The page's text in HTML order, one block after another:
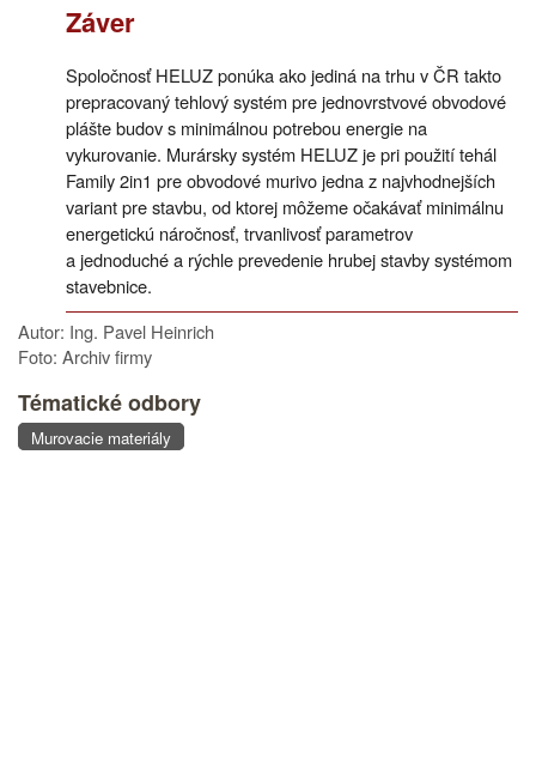
Záver
Spoločnosť HELUZ ponúka ako jediná na trhu v ČR takto
prepracovaný tehlový systém pre jednovrstvové obvodové
plášte budov s minimálnou potrebou energie na
vykurovanie. Murársky systém HELUZ je pri použití tehál
Family 2in1 pre obvodové murivo jedna z najvhodnejších
variant pre stavbu, od ktorej môžeme očakávať minimálnu
energetickú náročnosť, trvanlivosť parametrov
a jednoduché a rýchle prevedenie hrubej stavby systémom
stavebnice.
Autor: Ing. Pavel Heinrich
Foto: Archiv firmy
Tématické odbory
Murovacie materiály